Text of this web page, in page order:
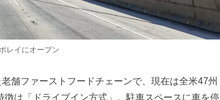
レイにオープン
舗ファーストフードチェーンで、現在は全米47州
は「ドライブイン方式」。駐車スペースに車を停